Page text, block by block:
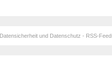
und Datenschutz - RSS-